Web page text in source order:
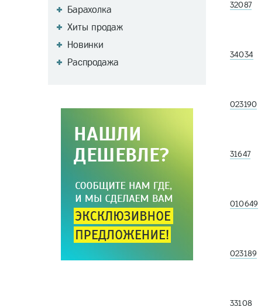
Барахолка
Хиты продаж
Новинки
Распродажа
32087
34034
023190
31647
010649
023189
33108